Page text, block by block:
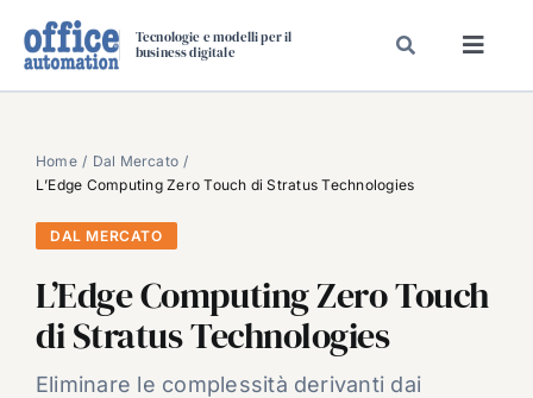
Tecnologie e modelli per il
business digitale
SPECIAL PAPER
TAVOLE ROTONDE DI REDAZIONE
DAL MERCATO
CARRIERE
VIDEO
EVENTI
Home
Dal Mercato
L’Edge Computing Zero Touch di Stratus Technologies
DAL MERCATO
L’Edge Computing Zero Touch
di Stratus Technologies
Eliminare le complessità derivanti dai